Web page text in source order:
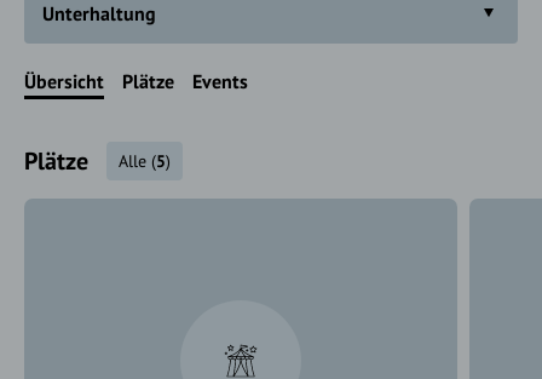
Unterhaltung
Übersicht Plätze Events
Plätze Alle (5)